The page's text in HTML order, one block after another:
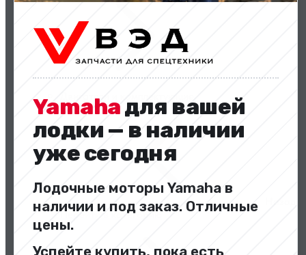
Yamahaдля вашей
лодки — в наличии
уже сегодня
Лодочные моторы Yamaha в
наличии и под заказ. Отличные
цены.
Успейте купить, пока есть
Двигатели и комплектующие
Перейти в категорию